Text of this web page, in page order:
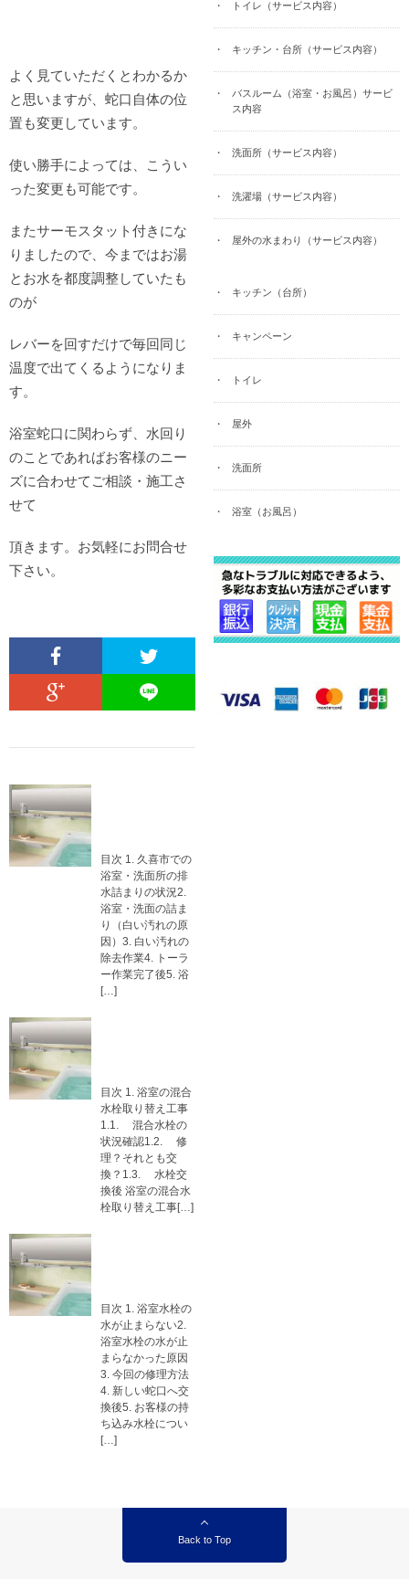
よく見ていただくとわかるか
と思いますが、蛇口自体の位
置も変更しています。
使い勝手によっては、こうい
った変更も可能です。
またサーモスタット付きにな
りましたので、今まではお湯
とお水を都度調整していたも
のが
レバーを回すだけで毎回同じ
温度で出てくるようになりま
す。
浴室蛇口に関わらず、水回り
のことであればお客様のニー
ズに合わせてご相談・施工さ
せて
頂きます。お気軽にお問合せ
下さい。
目次 1. 久喜市での
浴室・洗面所の排
水詰まりの状況2.
浴室・洗面の詰ま
り（白い汚れの原
因）3. 白い汚れの
除去作業4. トーラ
ー作業完了後5. 浴
[…]
目次 1. 浴室の混合
水栓取り替え工事
1.1. 混合水栓の
状況確認1.2. 修
理？それとも交
換？1.3. 水栓交
換後 浴室の混合水
栓取り替え工事[…]
目次 1. 浴室水栓の
水が止まらない2.
浴室水栓の水が止
まらなかった原因
3. 今回の修理方法
4. 新しい蛇口へ交
換後5. お客様の持
ち込み水栓につい
[…]
トイレ（サービス内容）
キッチン・台所（サービス内容）
バスルーム（浴室・お風呂）サービ
ス内容
洗面所（サービス内容）
洗濯場（サービス内容）
屋外の水まわり（サービス内容）
キッチン（台所）
キャンペーン
トイレ
屋外
洗面所
浴室（お風呂）
Back to Top